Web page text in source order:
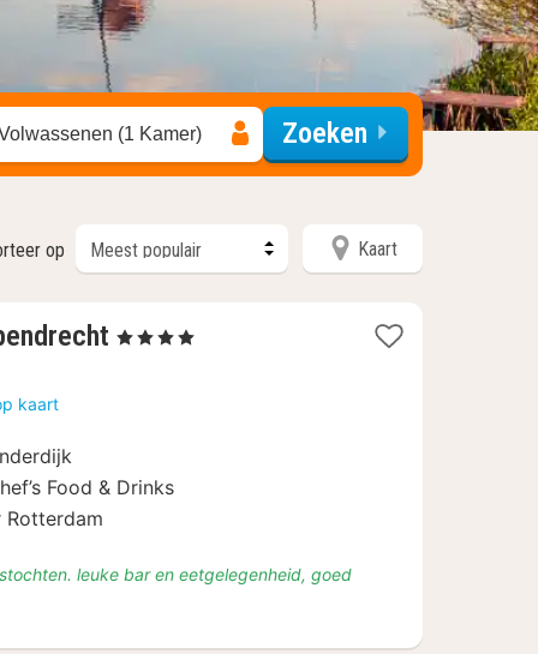
(1 Kamer) Zoeken
op Kaart
1
, 4 Sterren
kaart
Food & Drinks
leuke bar en eetgelegenheid, goed